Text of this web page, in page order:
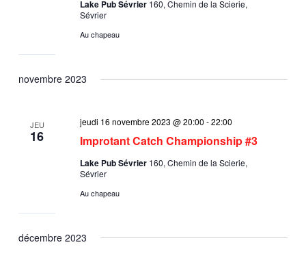
Lake Pub Sévrier 160, Chemin de la Scierie,
Sévrier
Au chapeau
novembre 2023
JEU
16 Improtant Catch Championship #3
jeudi 16 novembre 2023 @ 20:00 -22:00
Lake Pub Sévrier 160, Chemin de la Scierie,
Sévrier
Au chapeau
décembre 2023